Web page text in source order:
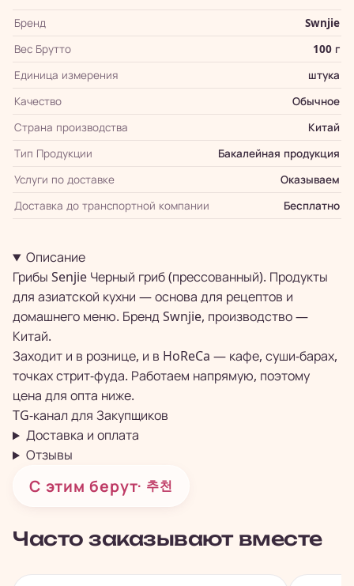
Бренд
Swnjie
Вес Брутто
100 г
Единица измерения
штука
Качество
Обычное
Страна производства
Китай
Тип Продукции
Бакалейная продукция
Услуги по доставке
Оказываем
Доставка до транспортной компании
Бесплатно
Описание
Грибы Senjie Черный гриб (прессованный). Продукты
для азиатской кухни — основа для рецептов и
домашнего меню. Бренд Swnjie, производство —
Китай.
Заходит и в рознице, и в HoReCa — кафе, суши-барах,
точках стрит-фуда. Работаем напрямую, поэтому
цена для опта ниже.
TG-канал для Закупщиков
Доставка и оплата
Отзывы
С этим берут· 추천
Часто заказывают вместе